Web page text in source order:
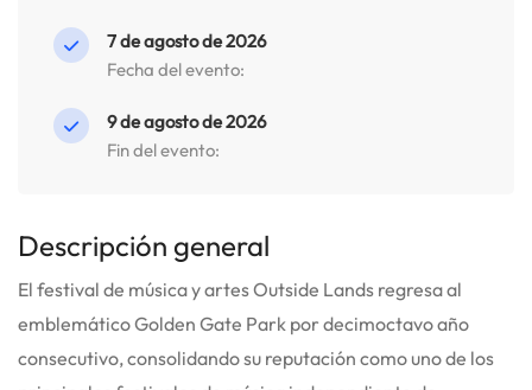
7 de agosto de 2026
Fecha del evento:
9 de agosto de 2026
Fin del evento:
Descripción general
El festival de música y artes Outside Lands regresa al
emblemático Golden Gate Park por decimoctavo año
consecutivo, consolidando su reputación como uno de los